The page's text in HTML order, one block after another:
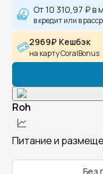
От10 310,97 ₽в
в кредит или в
2969₽ Кешбэк
на карту CoralBonus
Roh
Питание и
Без